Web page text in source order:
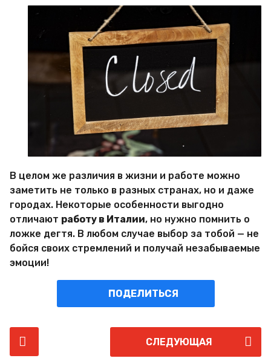
В целом же различия в жизни и работе можно
заметить не только в разных странах, но и даже
городах. Некоторые особенности выгодно
отличают работу в Италии, но нужно помнить о
ложке дегтя. В любом случае выбор за тобой — не
бойся своих стремлений и получай незабываемые
эмоции!
ПОДЕЛИТЬСЯ
СЛЕДУЮЩАЯ